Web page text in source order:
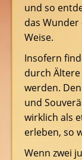
und so
das
Weise.
Insofern
durch
werden.
und
wirklich als
erleben, so
Wenn zwei